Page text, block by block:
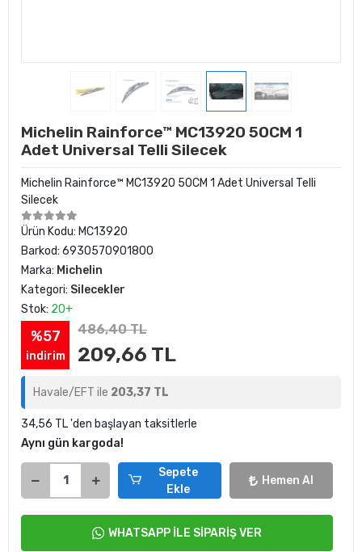
Michelin Rainforce™ MC13920 50CM 1
Adet Universal Telli Silecek
Michelin Rainforce™ MC13920 50CM 1 Adet Universal Telli
Silecek
Ürün Kodu: MC13920
Barkod: 6930570901800
Marka: Michelin
Kategori: Silecekler
Stok: 20+
%57
indirim
486,40 TL
209,66 TL
Havale/EFT ile 203,37 TL
34,56 TL 'den başlayan taksitlerle
Aynı gün kargoda!
Sepete
Ekle
Hemen Al
WHATSAPP İLE SİPARİŞ VER